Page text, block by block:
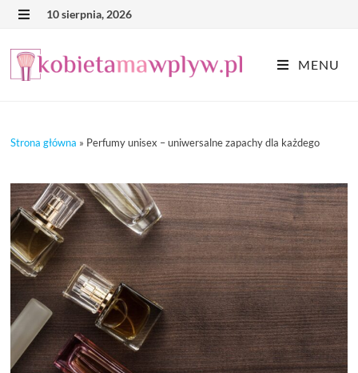
Skip
content
10 sierpnia, 2026
MENU
Strona główna » Perfumy unisex – uniwersalne zapachy dla każdego